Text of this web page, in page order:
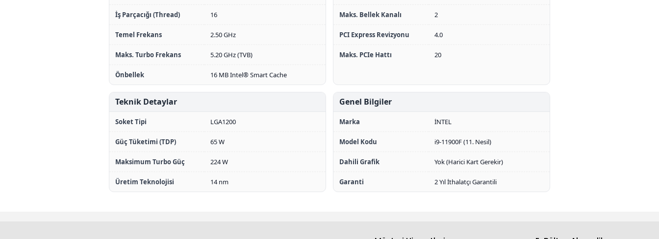
İş Parçacığı (Thread) 16
Temel Frekans 2.50 GHz
Maks. Turbo Frekans 5.20 GHz (TVB)
Önbellek 16 MB Intel® Smart Cache
Maks. Bellek Kanalı 2
PCI Express Revizyonu 4.0
Maks. PCIe Hattı 20
Teknik Detaylar
Soket Tipi LGA1200
Güç Tüketimi (TDP) 65 W
Maksimum Turbo Güç 224 W
Üretim Teknolojisi 14 nm
Genel Bilgiler
Marka İNTEL
Model Kodu i9-11900F (11. Nesil)
Dahili Grafik Yok (Harici Kart Gerekir)
Garanti 2 Yıl İthalatçı Garantili